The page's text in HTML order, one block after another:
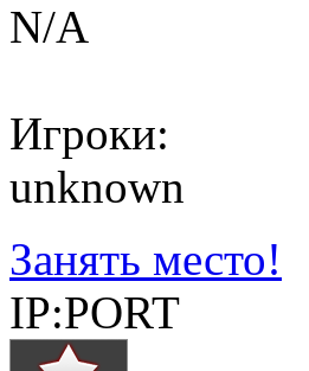
N/A
Игроки:
unknown
Занять место!
IP:PORT